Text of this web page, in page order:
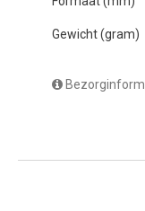
Gewicht (gram)